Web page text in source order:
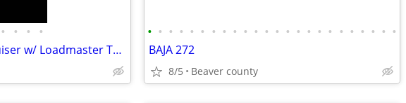
• • • •
Rinker 342 Express Cruiser w/ Loadmaster Trailer
• • • • • • • • • • • • • • • • • • • • • • • •
BAJA 272
8/5 Beaver county